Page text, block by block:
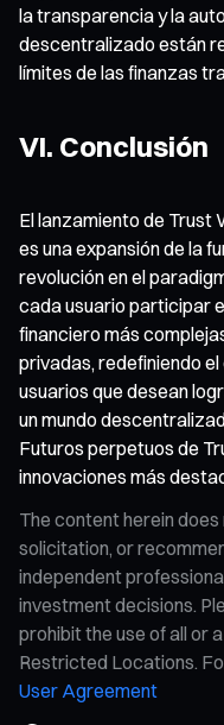
la transparencia y la
descentralizado están
límites de las finanzas
VI. Conclusión
El lanzamiento de Trust
es una expansión de la
revolución en el
cada usuario participar
financiero más
privadas, redefiniendo el
usuarios que desean
un mundo
Futuros perpetuos de
innovaciones más
The content herein
solicitation, or
independent
investment decisions.
prohibit the use of all or
Restricted Locations.
User Agreement